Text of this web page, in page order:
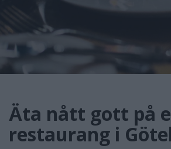
Äta nått gott på
restaurang i